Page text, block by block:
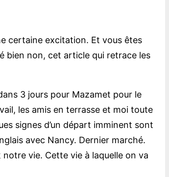
certaine excitation. Et vous êtes
bien non, cet article qui retrace les
3 jours pour Mazamet pour le
les amis en terrasse et moi toute
signes d’un départ imminent sont
avec Nancy. Dernier marché.
vie. Cette vie à laquelle on va